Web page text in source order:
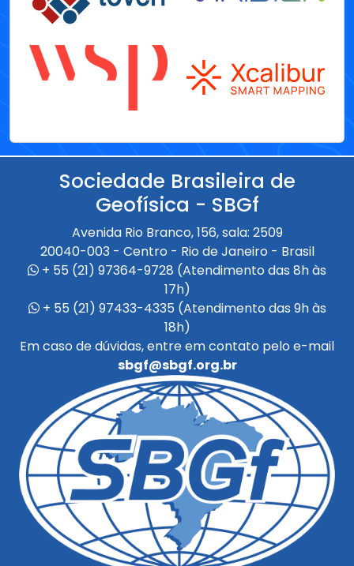
Sociedade Brasileira de
Geofísica - SBGf
Avenida Rio Branco, 156, sala: 2509
20040-003 - Centro - Rio de Janeiro - Brasil
+ 55 (21) 97364-9728 (Atendimento das 8h às
17h)
+ 55 (21) 97433-4335 (Atendimento das 9h às
18h)
Em caso de dúvidas, entre em contato pelo e-mail
sbgf@sbgf.org.br